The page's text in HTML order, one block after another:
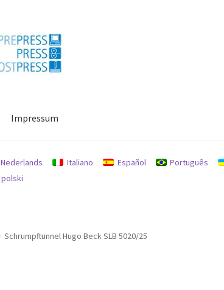
Impressum
Nederlands Italiano Español Português
polski
Schrumpftunnel Hugo Beck SLB 5020/25